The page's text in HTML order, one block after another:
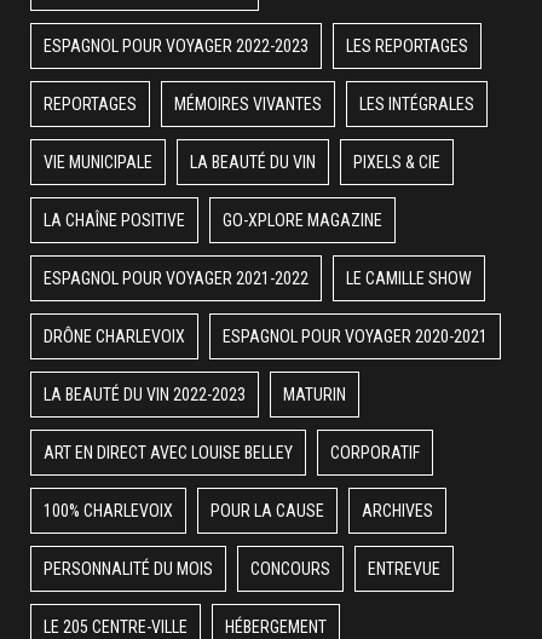
ESPAGNOL POUR VOYAGER 2022-2023 LES REPORTAGES
REPORTAGES MÉMOIRES VIVANTES LES INTÉGRALES
VIE MUNICIPALE LA BEAUTÉ DU VIN PIXELS & CIE
LA CHAÎNE POSITIVE GO-XPLORE MAGAZINE
ESPAGNOL POUR VOYAGER 2021-2022 LE CAMILLE SHOW
DRÔNE CHARLEVOIX ESPAGNOL POUR VOYAGER 2020-2021
LA BEAUTÉ DU VIN 2022-2023 MATURIN
ART EN DIRECT AVEC LOUISE BELLEY CORPORATIF
100% CHARLEVOIX POUR LA CAUSE ARCHIVES
PERSONNALITÉ DU MOIS CONCOURS ENTREVUE
LE 205 CENTRE-VILLE HÉBERGEMENT